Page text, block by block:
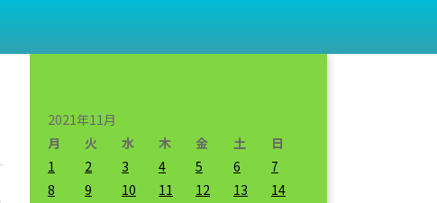
2021年11月
月
火 水 木 金 土
日
1
2 3 4 5 6
7
8
9 10 11 12 13
14